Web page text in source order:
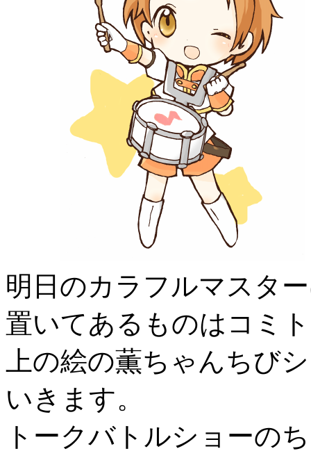
明日のカラフルマスタ
置いてあるものはコミ
上の絵の薫ちゃんちび
いきます。
トークバトルショーの